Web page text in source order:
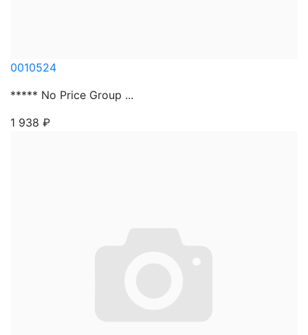
0010524
***** No Price Group ...
1 938 ₽